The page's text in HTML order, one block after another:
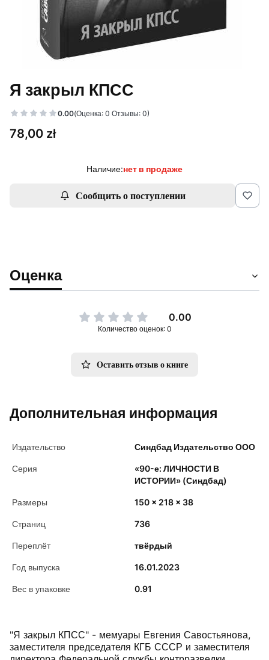
Я закрыл КПСС
0.00(Оценка: 0 Отзывы: 0)
Цена
78,00 zł
Наличие:нет в продаже
Сообщить о поступлении
Оценка
0.00
Количество оценок: 0
Оставить отзыв о книге
Дополнительная информация
Издательство Синдбад Издательство ООО
Серия
«90-е: ЛИЧНОСТИ В
ИСТОРИИ» (Синдбад)
Размеры 150 x 218 x 38
Страниц 736
Переплёт твёрдый
Год выпуска 16.01.2023
Вес в упаковке 0.91
"Я закрыл КПСС" - мемуары Евгения Савостьянова,
заместителя председателя КГБ СССР и заместителя